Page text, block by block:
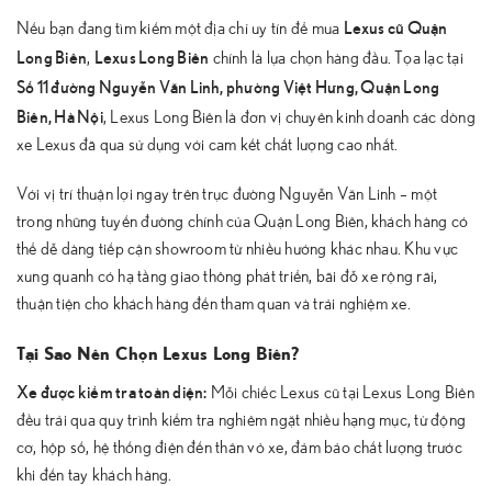
Nếu bạn đang tìm kiếm một địa chỉ uy tín để mua Lexus cũ Quận
Long Biên, Lexus Long Biên chính là lựa chọn hàng đầu. Tọa lạc tại
Số 11 đường Nguyễn Văn Linh, phường Việt Hưng, Quận Long
Biên, Hà Nội, Lexus Long Biên là đơn vị chuyên kinh doanh các dòng
xe Lexus đã qua sử dụng với cam kết chất lượng cao nhất.
Với vị trí thuận lợi ngay trên trục đường Nguyễn Văn Linh – một
trong những tuyến đường chính của Quận Long Biên, khách hàng có
thể dễ dàng tiếp cận showroom từ nhiều hướng khác nhau. Khu vực
xung quanh có hạ tầng giao thông phát triển, bãi đỗ xe rộng rãi,
thuận tiện cho khách hàng đến tham quan và trải nghiệm xe.
Tại Sao Nên Chọn Lexus Long Biên?
Xe được kiểm tra toàn diện: Mỗi chiếc Lexus cũ tại Lexus Long Biên
đều trải qua quy trình kiểm tra nghiêm ngặt nhiều hạng mục, từ động
cơ, hộp số, hệ thống điện đến thân vỏ xe, đảm bảo chất lượng trước
khi đến tay khách hàng.